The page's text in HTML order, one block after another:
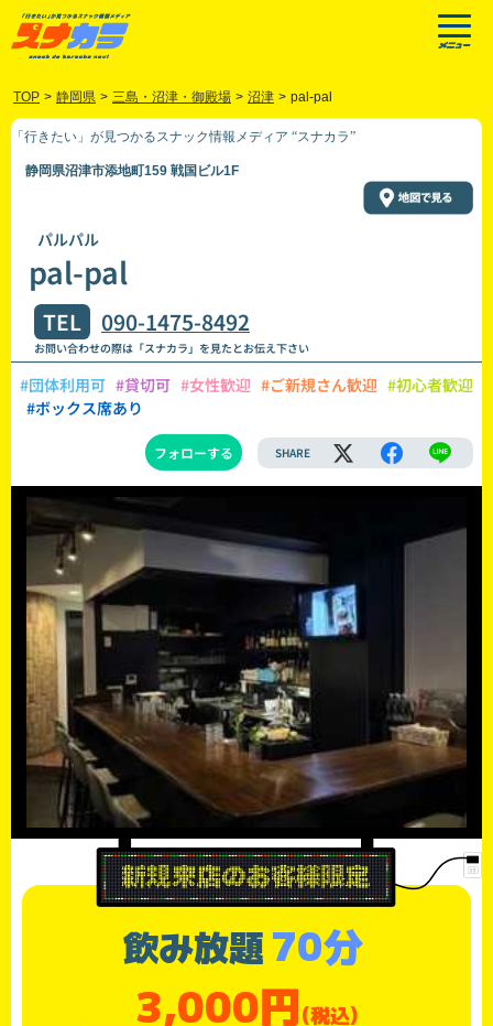
TOP > 静岡県 > 三島・沼津・御殿場 > 沼津 > pal-pal
「行きたい」が見つかるスナック情報メディア “スナカラ”
静岡県沼津市添地町159 戦国ビル1F
パルパル
pal-pal
TEL 090-1475-8492
お問い合わせの際は「スナカラ」を見たとお伝え下さい
#団体利用可 #貸切可 #女性歓迎 #ご新規さん歓迎 #初心者歓迎
#ボックス席あり
フォローする SHARE
飲み放題70分
3,000円(税込)